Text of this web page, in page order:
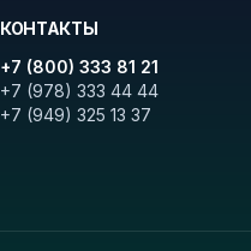
КОНТАКТЫ
+7 (800) 333 81 21
+7 (978) 333 44 44
+7 (949) 325 13 37